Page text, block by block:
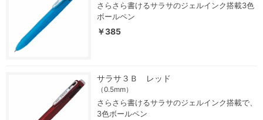
さらさら書けるサラサのジェルインク搭載3色
ボールペン
￥385
サラサ３Ｂ レッド
（0.5mm）
さらさら書けるサラサのジェルインク搭載で、
3色ボールペン